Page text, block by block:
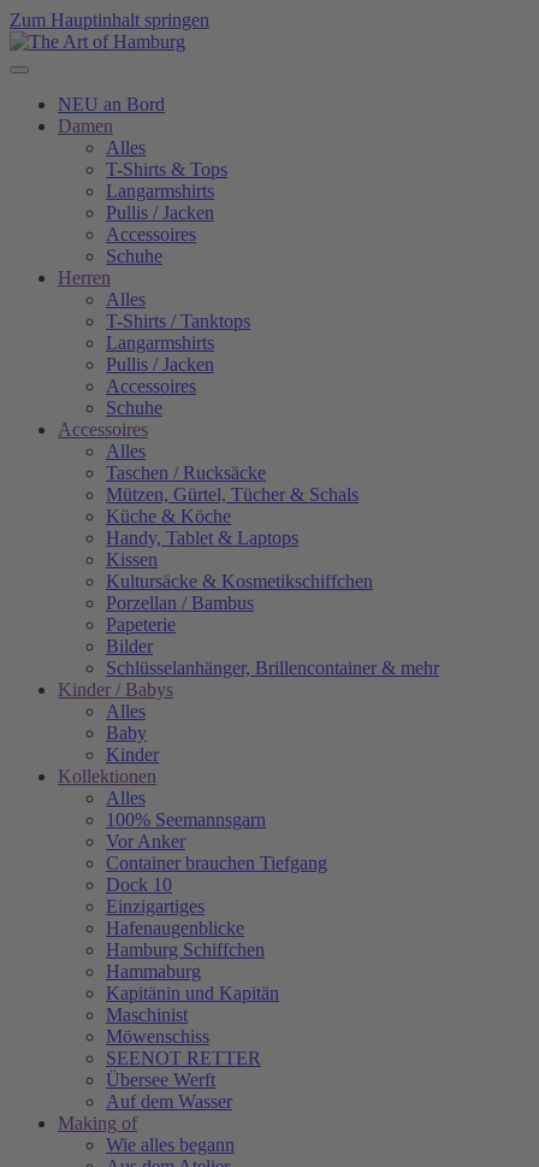
Zum Hauptinhalt springen
NEU an Bord
Damen
Alles
T-Shirts & Tops
Langarmshirts
Pullis / Jacken
Accessoires
Schuhe
Herren
Alles
T-Shirts / Tanktops
Langarmshirts
Pullis / Jacken
Accessoires
Schuhe
Accessoires
Alles
Taschen / Rucksäcke
Mützen, Gürtel, Tücher & Schals
Küche & Köche
Handy, Tablet & Laptops
Kissen
Kultursäcke & Kosmetikschiffchen
Porzellan / Bambus
Papeterie
Bilder
Schlüsselanhänger, Brillencontainer & mehr
Kinder / Babys
Alles
Baby
Kinder
Kollektionen
Alles
100% Seemannsgarn
Vor Anker
Container brauchen Tiefgang
Dock 10
Einzigartiges
Hafenaugen­blicke
Hamburg Schiffchen
Hammaburg
Kapitänin und Kapitän
Maschinist
Möwenschiss
SEENOT RETTER
Übersee Werft
Auf dem Wasser
Making of
Wie alles begann